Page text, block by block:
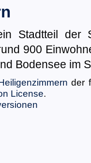
Stadtteil der
900
Bodensee im
der
License.